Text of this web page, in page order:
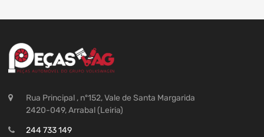
Rua Principal , nº152, Vale de Santa Margarida
2420-049, Arrabal (Leiria)
244 733 149